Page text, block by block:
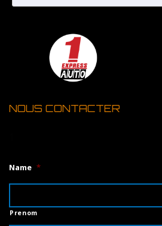
NOUS CONTACTER
Name *
Prenom